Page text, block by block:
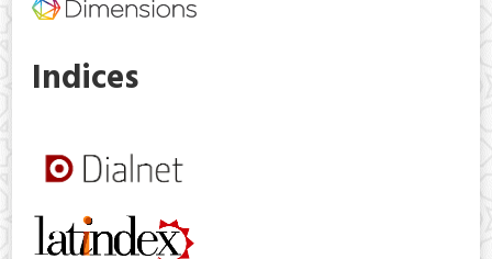
Indices